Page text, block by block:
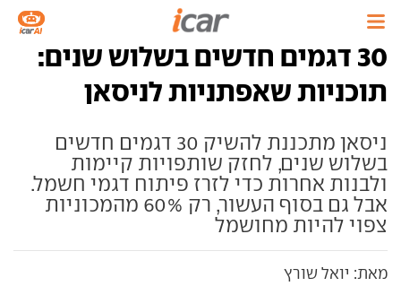
30 דגמים חדשים בשלוש שנים:
תוכניות שאפתניות לניסאן
ניסאן מתכננת להשיק 30 דגמים חדשים
בשלוש שנים, לחזק שותפויות קיימות
ולבנות אחרות כדי לזרז פיתוח דגמי חשמל.
אבל גם בסוף העשור, רק 60% מהמכוניות
צפוי להיות מחושמל
מאת: יואל שורץ